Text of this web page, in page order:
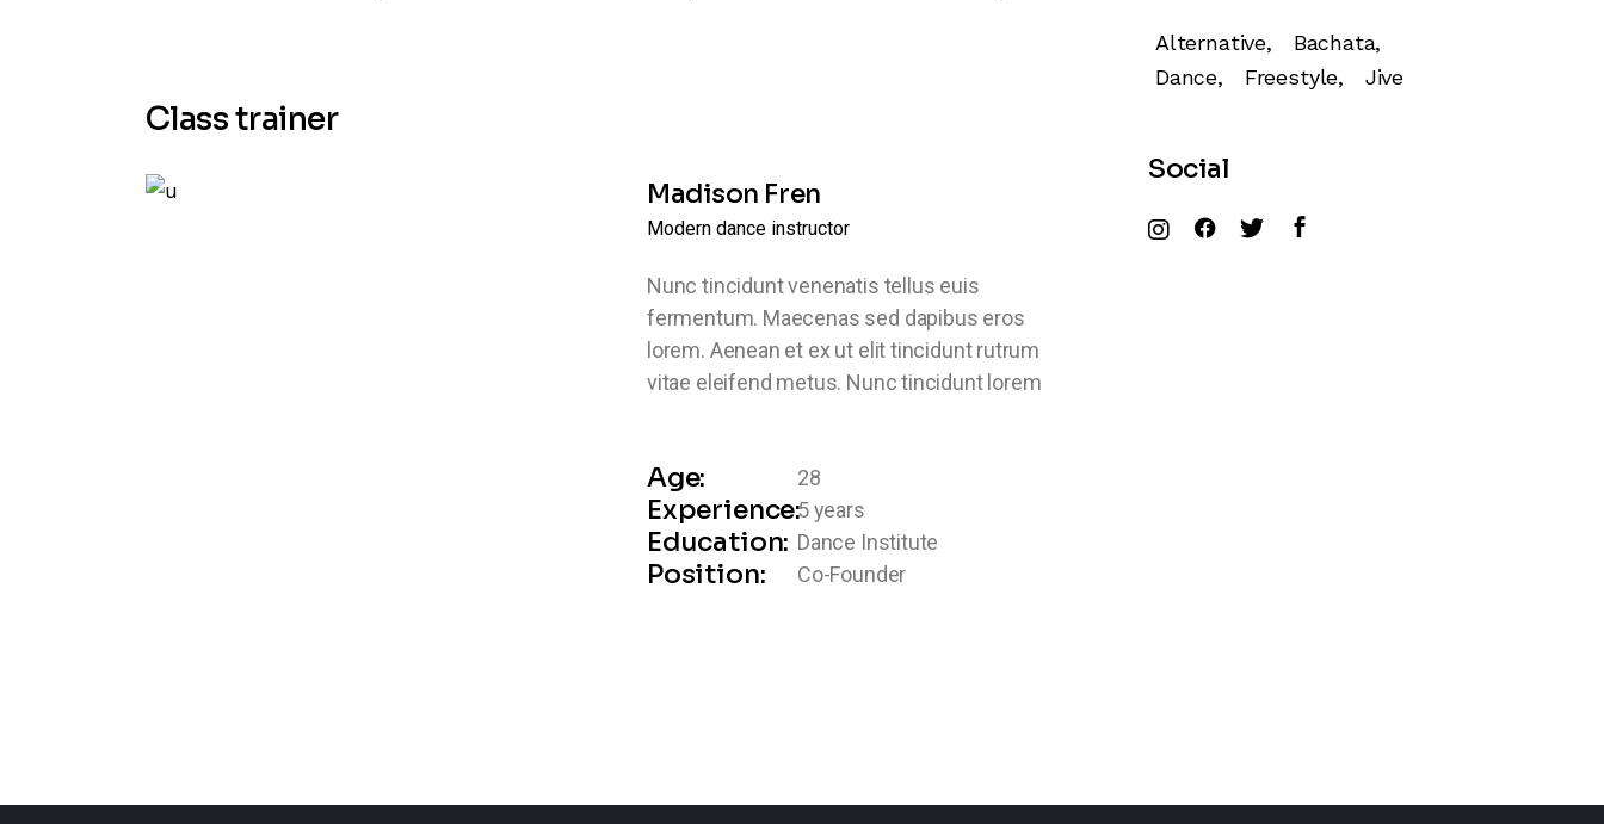
Class trainer
Madison Fren
Modern dance instructor
Nunc tincidunt venenatis tellus euis
fermentum. Maecenas sed dapibus eros
lorem. Aenean et ex ut elit tincidunt rutrum
vitae eleifend metus. Nunc tincidunt lorem
Age:
Experience:
Education:
Position:
28
5 years
Dance Institute
Co-Founder
Alternative
Bachata
Dance
Freestyle Jive
Social